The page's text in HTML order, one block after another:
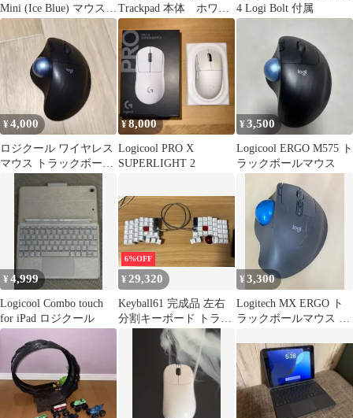
Mini (Ice Blue) マウス本
体
Trackpad 本体 ホワイ
ト
4 Logi Bolt 付属
¥4,000
ロジクール ワイヤレス
マウス トラックボール
¥8,000
Logicool PRO X
SUPERLIGHT 2
¥3,500
Logicool ERGO M575 ト
ラックボールマウス
¥4,999
Logicool Combo touch
for iPad ロジクール
6%OFF
¥ 29,320
Keyball61 完成品 左右
分割キーボード トラッ
クボール付き
¥3,300
Logitech MX ERGO ト
ラックボールマウス 本